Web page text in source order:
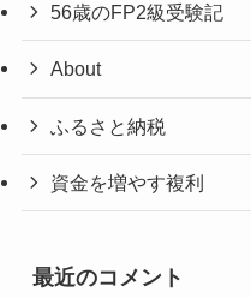
56歳のFP2級受験記
About
ふるさと納税
資金を増やす複利
最近のコメント